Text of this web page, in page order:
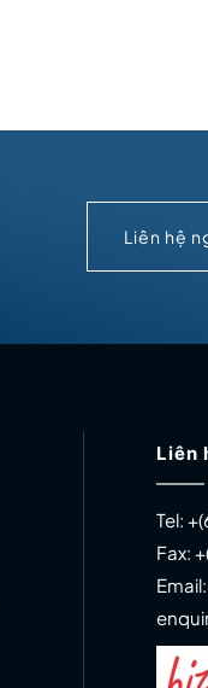
Liên hệ
Liên
Tel:
Fax:
Email: